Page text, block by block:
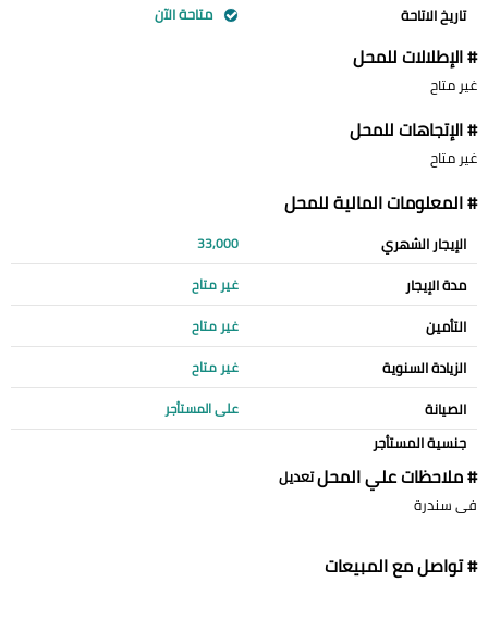
تاريخ الاتاحة متاحة الآن
# الإطلالات للمحل
غير متاح
# الإتجاهات للمحل
غير متاح
# المعلومات المالية للمحل
الإيجار الشهري 33,000
مدة الإيجار غير متاح
التأمين غير متاح
الزيادة السنوية غير متاح
الصيانة على المستأجر
جنسية المستأجر
# ملاحظات علي المحلتعديل
فى سندرة
# تواصل مع المبيعات